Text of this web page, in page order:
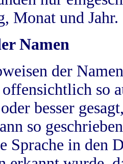
Monat und Jahr.
Namen
der
so
besser
so
Sprache in